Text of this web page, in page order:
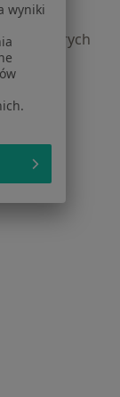
których
wyniki